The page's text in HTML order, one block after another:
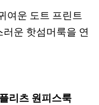
여운 도트 프린트
운 핫섬머룩을 연
리츠 원피스룩